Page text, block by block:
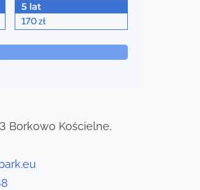
5 lat
170zł
Borkowo Kościelne,